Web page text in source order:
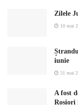
Zilele
10 mai
iunie
31 mai
A fost
Roșiori